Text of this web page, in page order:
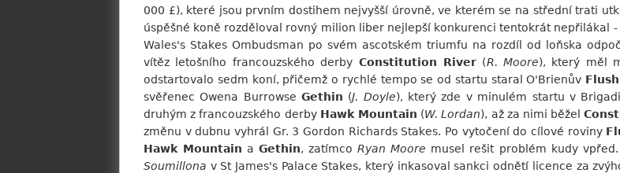
000 £), které jsou prvním dostihem nejvyšší úrovně, ve kterém se na střední trati
úspěšné koně rozděloval rovný milion liber nejlepší konkurenci tentokrát nepřilákal
Wales's Stakes Ombudsman po svém ascotském triumfu na rozdíl od loňska
vítěz letošního francouzského derby Constitution River (R. Moore), který měl
odstartovalo sedm koní, přičemž o rychlé tempo se od startu staral O'Brienův
svěřenec Owena BurrowseGethin (J. Doyle), který zde v minulém startu v
druhým z francouzského derby Hawk Mountain (W. Lordan), až za nimi běžel
změnu v dubnu vyhrál Gr. 3 Gordon Richards Stakes. Po vytočení do cílové roviny
Hawk Mountain aGethin, zatímcoRyan Moore musel rešit problém kudy
Soumillona v St James's Palace Stakes, který inkasoval sankci odnětí licence za